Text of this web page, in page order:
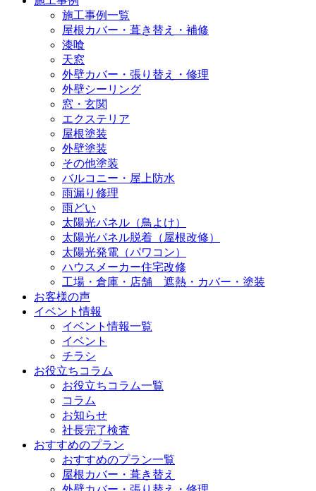
施工事例一覧
屋根カバー・葺き替え・補修
漆喰
天窓
外壁カバー・張り替え・修理
外壁シーリング
窓・玄関
エクステリア
屋根塗装
外壁塗装
その他塗装
バルコニー・屋上防水
雨漏り修理
雨どい
太陽光パネル（鳥よけ）
太陽光パネル脱着（屋根改修）
太陽光発電（パワコン）
ハウスメーカー住宅改修
工場・倉庫・店舗 遮熱・カバー・塗装
お客様の声
イベント情報
イベント情報一覧
イベント
チラシ
お役立ちコラム
お役立ちコラム一覧
コラム
お知らせ
社長完了検査
おすすめのプラン
おすすめのプラン一覧
屋根カバー・葺き替え